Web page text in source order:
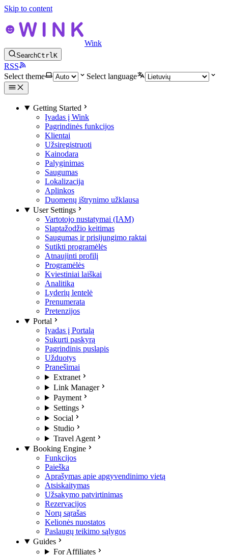
Skip to content
Wink
SearchCtrlK
RSS
Select theme
Select language
Getting Started
Įvadas į Wink
Pagrindinės funkcijos
Klientai
Užsiregistruoti
Kainodara
Palyginimas
Saugumas
Lokalizacija
Aplinkos
Duomenų ištrynimo užklausa
User Settings
Vartotojo nustatymai (IAM)
Slaptažodžio keitimas
Saugumas ir prisijungimo raktai
Sutikti programėlės
Atnaujinti profilį
Programėlės
Kviestiniai laiškai
Analitika
Lyderių lentelė
Prenumerata
Pretenzijos
Portal
Įvadas į Portalą
Sukurti paskyrą
Pagrindinis puslapis
Užduotys
Pranešimai
Extranet
Link Manager
Payment
Settings
Social
Studio
Travel Agent
Booking Engine
Funkcijos
Paieška
Aprašymas apie apgyvendinimo vietą
Atsiskaitymas
Užsakymo patvirtinimas
Rezervacijos
Norų sąrašas
Kelionės nuostatos
Paslaugų teikimo sąlygos
Guides
For Affiliates